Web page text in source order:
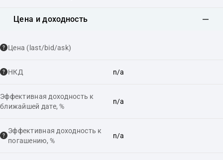
Цена и доходность
Цена (last/bid/ask)
НКД n/a
Эффективная доходность к
ближайшей дате, %
n/a
Эффективная доходность к
погашению, %
n/a